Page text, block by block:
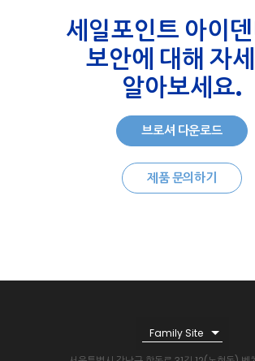
세일포인트 아이
보안에 대해 자
알아보세요.
브로셔 다운로드
제품문의하기
Family Site